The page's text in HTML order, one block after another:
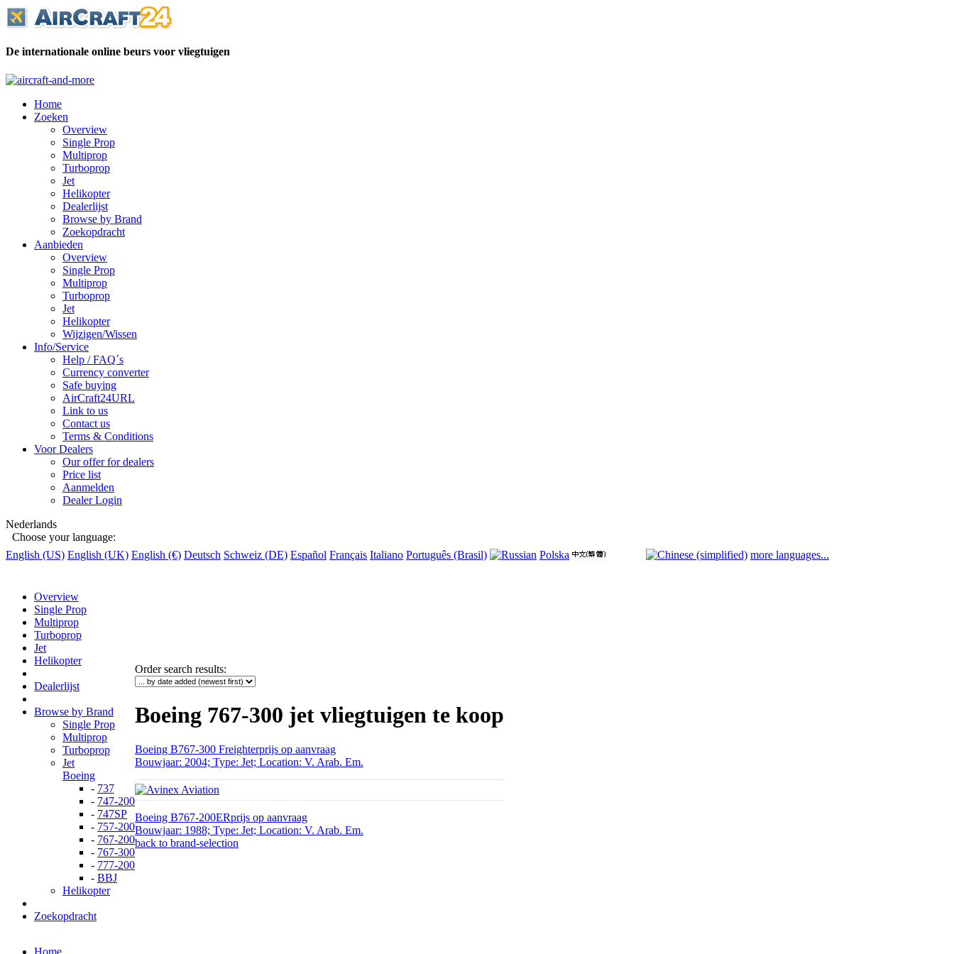
De internationale online beurs voor vliegtuigen
Home
Zoeken
Overview
Single Prop
Multiprop
Turboprop
Jet
Helikopter
Dealerlijst
Browse by Brand
Zoekopdracht
Aanbieden
Overview
Single Prop
Multiprop
Turboprop
Jet
Helikopter
Wijzigen/Wissen
Info/Service
Help / FAQ´s
Currency converter
Safe buying
AirCraft24URL
Link to us
Contact us
Terms & Conditions
Voor Dealers
Our offer for dealers
Price list
Aanmelden
Dealer Login
Nederlands
Choose your language:
English (US) English (UK) English (€) Deutsch Schweiz (DE) Español Français Italiano Português (Brasil) Polska more languages...
Overview
Single Prop
Multiprop
Turboprop
Jet
Helikopter
Dealerlijst
Browse by Brand
Single Prop
Multiprop
Turboprop
Jet
Boeing
- 737
- 747-200
- 747SP
- 757-200
- 767-200
- 767-300
- 777-200
- BBJ
Helikopter
Zoekopdracht
Order search results:
Boeing 767-300 jet vliegtuigen te koop
Boeing B767-300 Freighterprijs op aanvraag
Bouwjaar: 2004; Type: Jet; Location: V. Arab. Em.
Boeing B767-200ERprijs op aanvraag
Bouwjaar: 1988; Type: Jet; Location: V. Arab. Em.
back to brand-selection
Home